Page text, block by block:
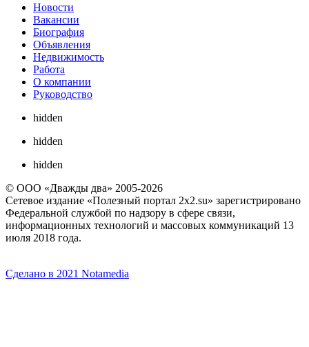
Новости
Вакансии
Биография
Объявления
Недвижимость
Работа
О компании
Руководство
hidden
hidden
hidden
© ООО «Дважды два» 2005-2026
Сетевое издание «Полезный портал 2x2.su» зарегистрировано
Федеральной службой по надзору в сфере связи,
информационных технологий и массовых коммуникаций 13
июля 2018 года.
Сделано в 2021 Notamedia